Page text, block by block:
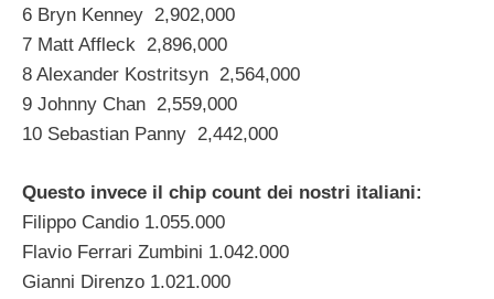
6 Bryn Kenney 2,902,000
7 Matt Affleck 2,896,000
8 Alexander Kostritsyn 2,564,000
9 Johnny Chan 2,559,000
10 Sebastian Panny 2,442,000
Questo invece il chip count dei nostri italiani:
Filippo Candio 1.055.000
Flavio Ferrari Zumbini 1.042.000
Gianni Direnzo 1.021.000